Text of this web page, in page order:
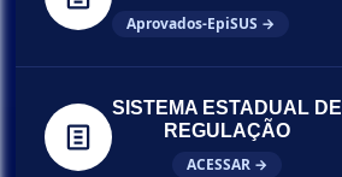
Aprovados-EpiSUS →
SISTEMA ESTADUAL DE
REGULAÇÃO
ACESSAR →